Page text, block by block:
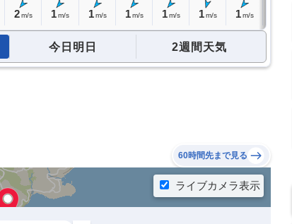
2 m/s 1m/s 1 m/s 1 m/s 1 m/s 1 m/s 1 m/s
今日明日 2週間天気
60時間先まで見る